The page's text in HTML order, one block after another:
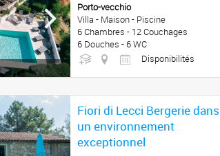
Porto-vecchio
Villa - Maison - Piscine
6 Chambres - 12 Couchages
6 Douches - 6 WC
Disponibilités
Fiori di Lecci Bergerie dans
un environnement
exceptionnel